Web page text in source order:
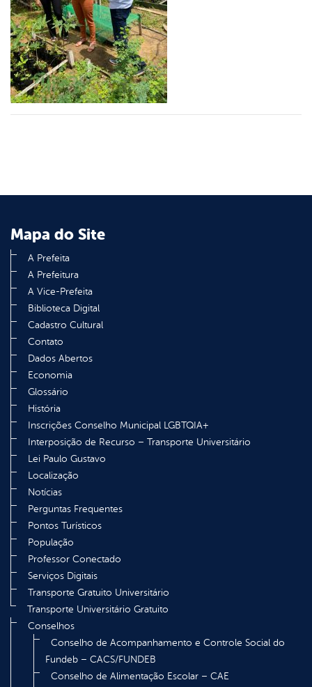
Mapa do Site
A Prefeita
A Prefeitura
A Vice-Prefeita
Biblioteca Digital
Cadastro Cultural
Contato
Dados Abertos
Economia
Glossário
História
Inscrições Conselho Municipal LGBTQIA+
Interposição de Recurso – Transporte Universitário
Lei Paulo Gustavo
Localização
Notícias
Perguntas Frequentes
Pontos Turísticos
População
Professor Conectado
Serviços Digitais
Transporte Gratuito Universitário
Transporte Universitário Gratuito
Conselhos
Conselho de Acompanhamento e Controle Social do
Fundeb – CACS/FUNDEB
Conselho de Alimentação Escolar – CAE